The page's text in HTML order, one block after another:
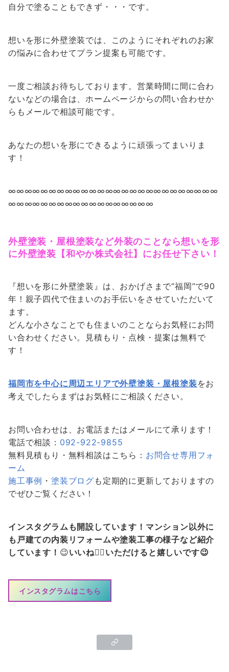
自分で塗ることもできず・・・です。
想いを形に外壁塗装では、このようにそれぞれのお家
の悩みに合わせてプラン提案も可能です。
一度ご相談お待ちしております。営業時間に間に合わ
ないなどの場合は、ホームページからの問い合わせか
らもメールで相談可能です。
あなたの想いを形にできるように頑張ってまいりま
す！
∞∞∞∞∞∞∞∞∞∞∞∞∞∞∞∞∞∞∞∞∞∞∞∞∞∞
∞∞∞∞∞∞∞∞∞∞∞∞∞∞∞∞∞∞
外壁塗装・屋根塗装など外装のことなら想いを形
に外壁塗装【和やか株式会社】にお任せ下さい！
『想いを形に外壁塗装』は、おかげさまで“福岡”で90
年！親子四代で住まいのお手伝いをさせていただいて
ます。
どんな小さなことでも住まいのことならお気軽にお問
い合わせください。見積もり・点検・提案は無料で
す！
福岡市を中心に周辺エリアで外壁塗装・屋根塗装をお
考えでしたらまずはお気軽にご相談ください。
お問い合わせは、お電話またはメールにて承ります！
電話で相談： 092-922-9855
無料見積もり・無料相談はこちら： お問合せ専用フォ
ーム
施工事例 ・塗装ブログ も定期的に更新しておりますの
でぜひご覧ください！
インスタグラムも開設しています！マンション以外に
も戸建ての内装リフォームや塗装工事の様子など紹介
しています！ 😉いいね👍🏻いただけると嬉しいです😉
インスタグラムはこちら